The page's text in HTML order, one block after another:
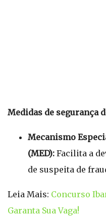
Medidas de segurança
Mecanismo
(MED): Facilita a
de suspeita de
Leia Mais: Concurso
Garanta Sua Vaga!